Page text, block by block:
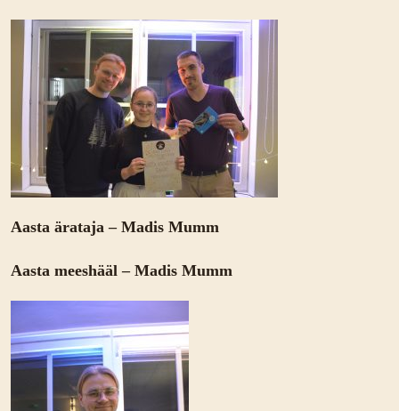
Aasta ärataja – Madis Mumm
Aasta meeshääl – Madis Mumm